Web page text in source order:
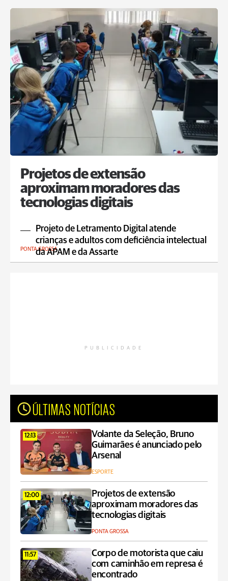
Projetos de extensão
aproximam moradores das
tecnologias digitais
Projeto de Letramento Digital atende
crianças e adultos com deficiência intelectual
da APAM e da Assarte
PONTA GROSSA
PUBLICIDADE
ÚLTIMAS NOTÍCIAS
12:13
Volante da Seleção, Bruno
Guimarães é anunciado pelo
Arsenal
ESPORTE
12:00
Projetos de extensão
aproximam moradores das
tecnologias digitais
PONTA GROSSA
11:57
Corpo de motorista que caiu
com caminhão em represa é
encontrado